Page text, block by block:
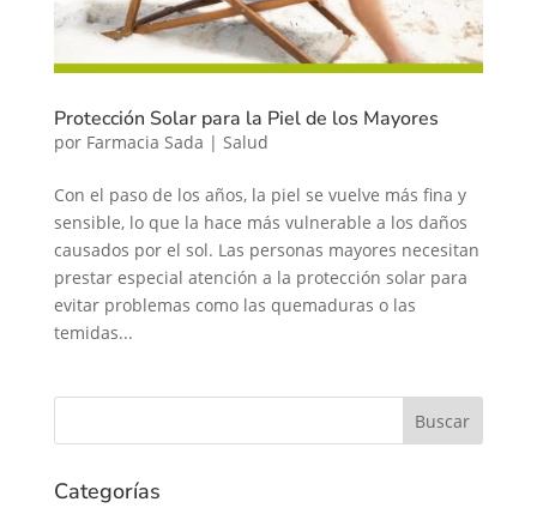
Protección Solar para la Piel de los Mayores
por Farmacia Sada | Salud
Con el paso de los años, la piel se vuelve más fina y
sensible, lo que la hace más vulnerable a los daños
causados por el sol. Las personas mayores necesitan
prestar especial atención a la protección solar para
evitar problemas como las quemaduras o las
temidas...
Categorías